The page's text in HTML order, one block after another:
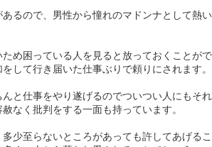
るので、男性から憧れのマドンナとして熱
め困っている人を見ると放っておくことが
して行き届いた仕事ぶりで頼りにされます。
と仕事をやり遂げるのでついつい人にもそ
なく批判をする一面も持っています。
少至らないところがあっても許してあげる